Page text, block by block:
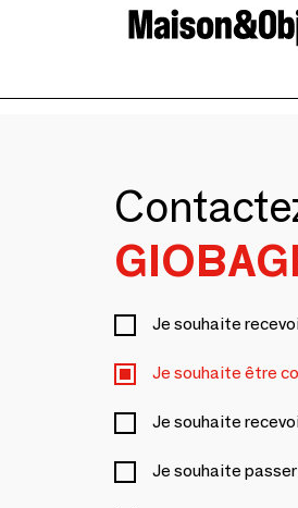
Je souhaite
Je souhaite être
Je souhaite
Je souhaite